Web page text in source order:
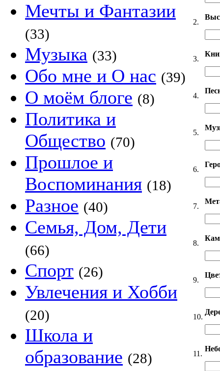
Мечты и Фантазии
(33)
Музыка (33)
Обо мне и О нас (39)
О моём блоге (8)
Политика и
Общество (70)
Прошлое и
Воспоминания (18)
Разное (40)
Семья, Дом, Дети
(66)
Спорт (26)
Увлечения и Хобби
(20)
Школа и
образование (28)
2.
3.
4.
5.
6.
7.
8.
9.
10.
11.